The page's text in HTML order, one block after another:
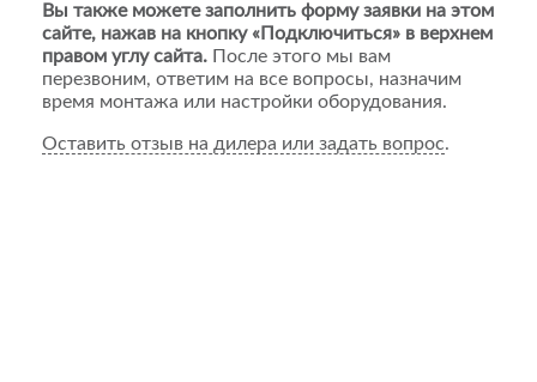
Вы также можете заполнить форму заявки на этом
сайте, нажав на кнопку «Подключиться» в верхнем
правом углу сайта. После этого мы вам
перезвоним, ответим на все вопросы, назначим
время монтажа или настройки оборудования.
Оставить отзыв на дилера или задать вопрос.